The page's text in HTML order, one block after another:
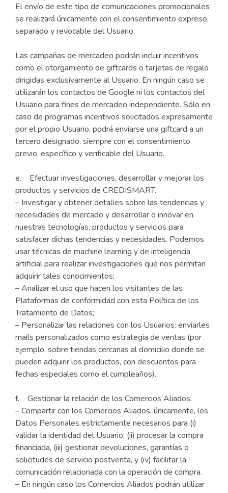
El envío de este tipo de comunicaciones promocionales
se realizará únicamente con el consentimiento expreso,
separado y revocable del Usuario.
Las campañas de mercadeo podrán incluir incentivos
como el otorgamiento de giftcards o tarjetas de regalo
dirigidas exclusivamente al Usuario. En ningún caso se
utilizarán los contactos de Google ni los contactos del
Usuario para fines de mercadeo independiente. Sólo en
caso de programas incentivos solicitados expresamente
por el propio Usuario, podrá enviarse una giftcard a un
tercero designado, siempre con el consentimiento
previo, específico y verificable del Usuario.
e. Efectuar investigaciones, desarrollar y mejorar los
productos y servicios de CREDISMART.
– Investigar y obtener detalles sobre las tendencias y
necesidades de mercado y desarrollar o innovar en
nuestras tecnologías, productos y servicios para
satisfacer dichas tendencias y necesidades. Podemos
usar técnicas de machine learning y de inteligencia
artificial para realizar investigaciones que nos permitan
adquirir tales conocimientos;
– Analizar el uso que hacen los visitantes de las
Plataformas de conformidad con esta Política de los
Tratamiento de Datos;
– Personalizar las relaciones con los Usuarios: enviarles
mails personalizados como estrategia de ventas (por
ejemplo, sobre tiendas cercanas al domicilio donde se
pueden adquirir los productos, con descuentos para
fechas especiales como el cumpleaños).
f. Gestionar la relación de los Comercios Aliados.
– Compartir con los Comercios Aliados, únicamente, los
Datos Personales estrictamente necesarios para (i)
validar la identidad del Usuario, (ii) procesar la compra
financiada, (iii) gestionar devoluciones, garantías o
solicitudes de servicio postventa, y (iv) facilitar la
comunicación relacionada con la operación de compra.
– En ningún caso los Comercios Aliados podrán utilizar